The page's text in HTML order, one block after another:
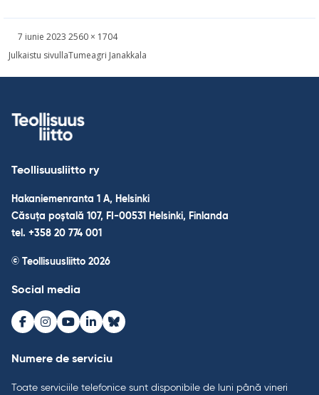
Kirjoitettu
7 iunie 2023 Täysikokoinen
2560 × 1704
Navigare
Julkaistu sivullaTumeagri Janakkala
Teollisuusliitto ry
Hakaniemenranta 1 A, Helsinki
Căsuța poștală 107, FI-00531 Helsinki, Finlanda
tel. +358 20 774 001
© Teollisuusliitto 2026
Social media
Facebook
Instagram
Youtube
LinkedInBluesky
Numere de serviciu
Toate serviciile telefonice sunt disponibile de luni până vineri